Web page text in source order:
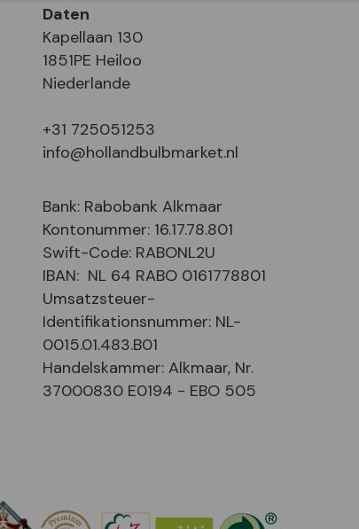
Daten
Kapellaan 130
1851PE Heiloo
Niederlande
+31 725051253
info@hollandbulbmarket.nl
Bank: Rabobank Alkmaar
Kontonummer: 16.17.78.801
Swift-Code: RABONL2U
IBAN: NL 64 RABO 0161778801
Umsatzsteuer-
Identifikationsnummer: NL-
0015.01.483.B01
Handelskammer: Alkmaar, Nr.
37000830 E0194 - EBO 505